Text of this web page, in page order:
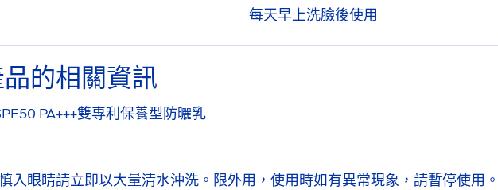
每天早上洗臉後使用
的相關資訊
PA+++雙專利保養型防曬乳
入眼睛請立即以大量清水沖洗。限外用，使用時如有異常現象，請暫停使用